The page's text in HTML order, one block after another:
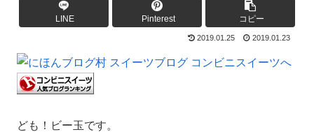
LINE Pinterest コピー
2019.01.25 2019.01.23
ども！ビー玉です。